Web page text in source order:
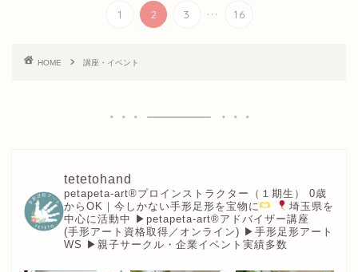
1 2 3 ... 16
HOME 講座・イベント
tetetohand
petapeta-art®︎プロインストラクター（１期生）
0歳
からOK｜今しかない手形足形を宝物に
埼玉県を
中心に活動中 ▶︎petapeta-art®アドバイザー講座
(手形アート資格取得／オンライン) ▶︎手形足形アート
WS ▶︎親子サークル・企業イベント実績多数